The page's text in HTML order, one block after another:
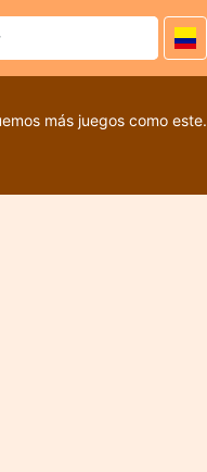
más juegos como este.